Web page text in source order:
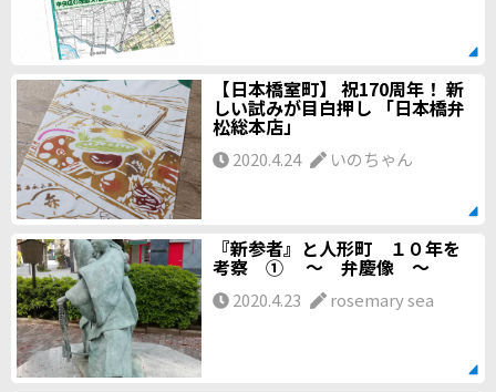
【日本橋室町】 祝170周年！ 新
しい試みが目白押し 「日本橋弁
松総本店」
2020.4.24 いのちゃん
『新参者』と人形町 １０年を
考察 ① ～ 弁慶像 ～
2020.4.23 rosemary sea